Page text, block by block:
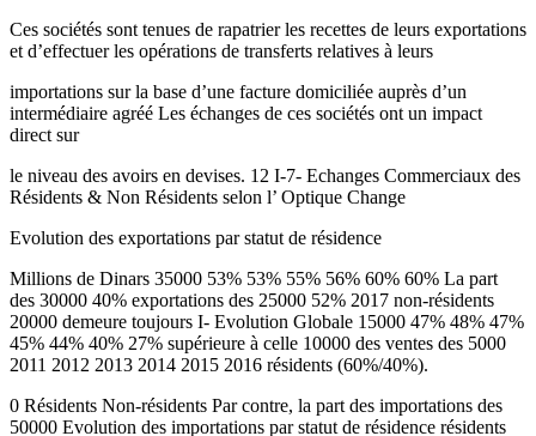
Ces sociétés sont tenues de rapatrier les recettes de leurs exportations
et d’effectuer les opérations de transferts relatives à leurs
importations sur la base d’une facture domiciliée auprès d’un
intermédiaire agréé Les échanges de ces sociétés ont un impact
direct sur
le niveau des avoirs en devises. 12 I-7- Echanges Commerciaux des
Résidents & Non Résidents selon l’ Optique Change
Evolution des exportations par statut de résidence
Millions de Dinars 35000 53% 53% 55% 56% 60% 60% La part
des 30000 40% exportations des 25000 52% 2017 non-résidents
20000 demeure toujours I- Evolution Globale 15000 47% 48% 47%
45% 44% 40% 27% supérieure à celle 10000 des ventes des 5000
2011 2012 2013 2014 2015 2016 résidents (60%/40%).
0 Résidents Non-résidents Par contre, la part des importations des
50000 Evolution des importations par statut de résidence résidents